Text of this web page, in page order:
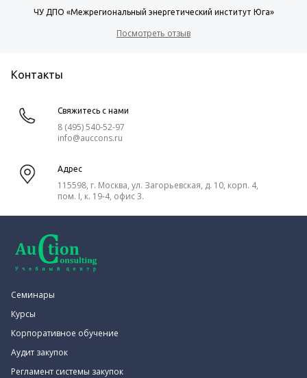
ЧУ ДПО «Межрегиональный энергетический институт Юга»
Посмотреть отзыв
Контакты
Свяжитесь с нами
8 (495) 540-52-97
info@auccons.ru
Адрес
115598, г. Москва, ул. Загорьевская, д. 10, корп. 4,
пом. I, к. 19-4, офис 3.
Семинары
Курсы
Корпоративное обучение
Аудит закупок
Регламент системы закупок